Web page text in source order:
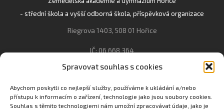
Spravovat souhlas s cookies
Abychom poskytli co nejlepší služby, používáme k ukládání a/nebo
přístupu k informacím o zařízení, technologie jako jsou soubory cookies.
Souhlas s těmito technologiemi nám umožní zpracovávat údaje, jako je
- střední škola a vyšší odborná škola, příspěvková organizace
Riegrova 1403, 508 01 Hořice
IČ: 06 668 364
493 623 021, 493 623 022
info@gozhorice.cz
www.zaghorice.cz